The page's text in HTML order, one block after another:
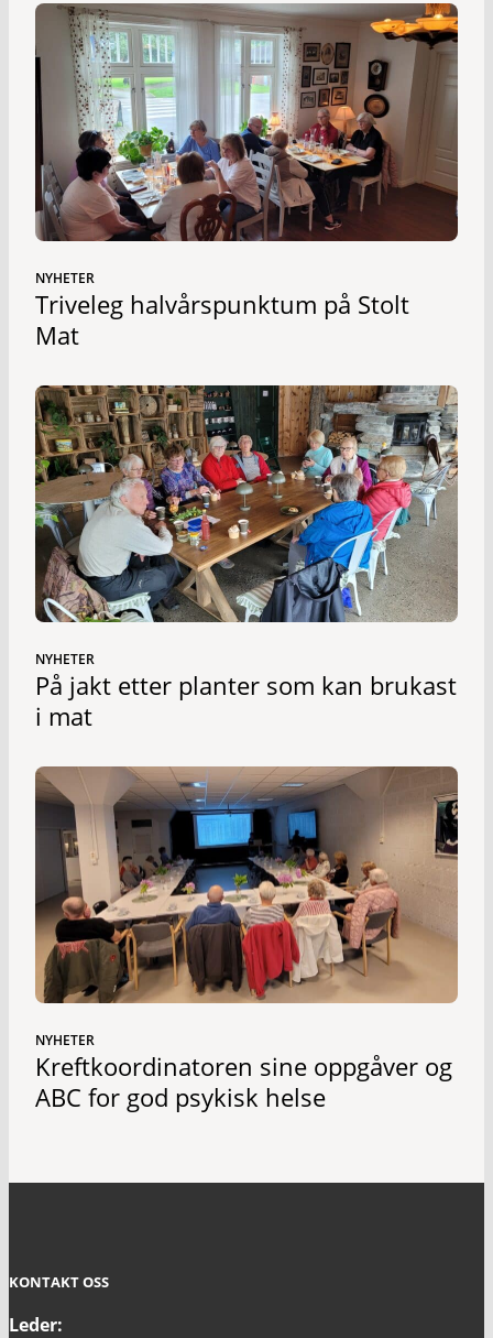
NYHETER
Triveleg halvårspunktum på Stolt
Mat
NYHETER
På jakt etter planter som kan brukast
i mat
NYHETER
Kreftkoordinatoren sine oppgåver og
ABC for god psykisk helse
KONTAKT OSS
Leder: